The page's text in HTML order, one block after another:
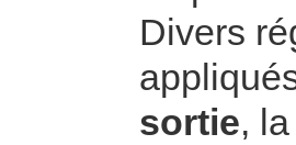
Divers
sortie,